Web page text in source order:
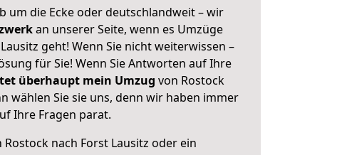
um die Ecke oder deutschlandweit – wir
an unserer Seite, wenn es Umzüge
geht! Wenn Sie nicht weiterwissen –
für Sie! Wenn Sie Antworten auf Ihre
überhaupt mein Umzug von Rostock
wählen Sie sie uns, denn wir haben immer
Ihre Fragen parat.
Rostock nach Forst Lausitz oder ein